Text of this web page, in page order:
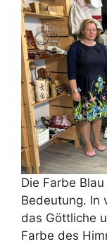
Die Farbe
Bedeutung. In
das Göttliche
Farbe des